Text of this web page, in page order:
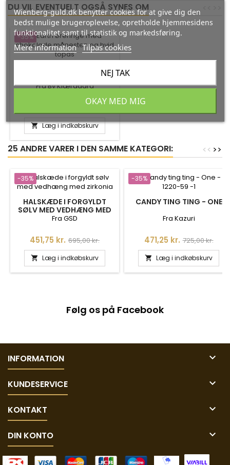
DU VIL EVENTUELT OGSÅ SYNES OM
-35%
EARTH ØRERINGE MED
CHOKOLADE MÅNESTEN OG
HVID TOPAS
Fra By Kjærgaard
Normalpris
 Læg i indkøbskurv
25 ANDRE VARER I DEN SAMME KATEGORI: >>
<<
-35%
HALSKÆDE I FORGYLDT
SØLV MED VEDHÆNG MED
ZIRKONIA
Fra GSD
Pris
451,75 kr. Normalpris
695,00 kr.
 Læg i indkøbskurv
-35%
CANDY TING TING - ONE
Fra Kazuri
Pris
471,25 kr. Normalpris
725,00 kr.
 Læg i indkøbskurv
Følg os på Facebook
INFORMATION 
KUNDESERVICE 
KONTAKT 
DIN KONTO 
Wienberg-guld.dk benytter cookies for at give dig den
bedst mulige brugeroplevelse, opretholde hjemmesidens
funktionalitet samt til statistik og markedsføring.
Mere information Tilpas cookies
NEJ TAK
OKAY MED MIG